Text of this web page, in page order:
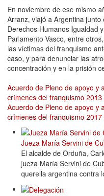
En noviembre de ese mismo
Arranz, viajó a Argentina
Derechos Humanos Igualdad
Parlamento Vasco, entre
las víctimas del franquismo
caso, y para denunciar las
concentración y en la prisión
Acuerdo de Pleno de apoyo y
crímenes del franquismo 2013
Acuerdo de Pleno de apoyo y
crímenes del franquismo 2017
Jueza María Servini de
El alcalde de Orduña,
jueza María Servini de
querella argentina contra